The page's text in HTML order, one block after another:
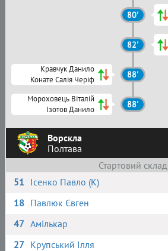
Ворскла
Полтава
Стартовий склад
51 Ісенко Павло (К)
18 Павлюк Євген
47 Амількар
27 Крупський Ілля
80'
82'
Кравчук Данило
Конате Салія Черіф
88'
Мороховець Віталій
Ізотов Данило
88'